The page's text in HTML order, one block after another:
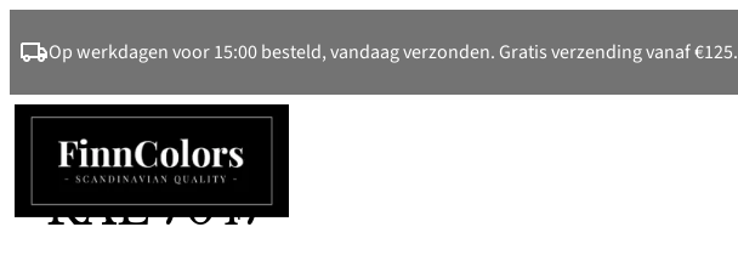
naar
de
inhoud
Op werkdagen voor 15:00 besteld, vandaag verzonden. Gratis verzending vanaf €125.
RAL 7047